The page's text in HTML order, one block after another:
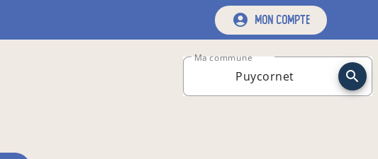
mon compte
Ma commune